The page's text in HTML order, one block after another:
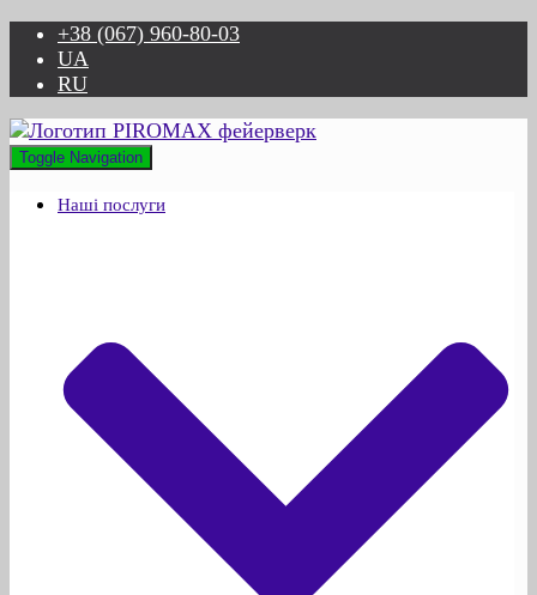
+38 (067) 960-80-03
UA
RU
Toggle Navigation
Наші послуги